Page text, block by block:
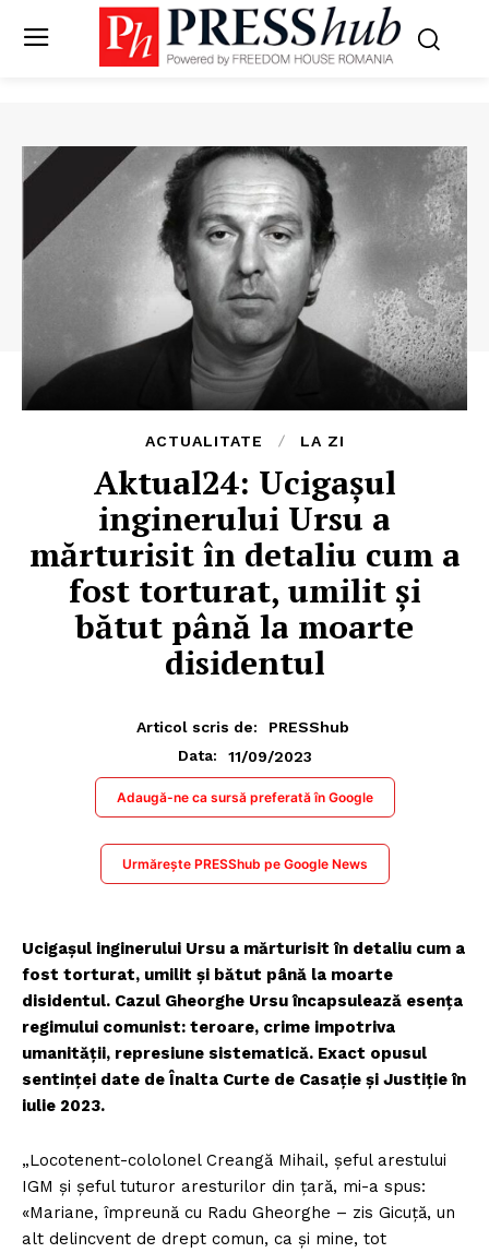
ACTUALITATE LA ZI
Aktual24: Ucigașul
inginerului Ursu a
mărturisit în detaliu cum a
fost torturat, umilit și
bătut până la moarte
disidentul
Articol scris de:
PRESShub
Data:
11/09/2023
Adaugă-ne ca sursă preferată în Google
Urmărește PRESShub pe Google News
Ucigașul inginerului Ursu a mărturisit în detaliu cum a
fost torturat, umilit și bătut până la moarte
disidentul. Cazul Gheorghe Ursu încapsulează esența
regimului comunist: teroare, crime impotriva
umanității, represiune sistematică. Exact opusul
sentinței date de Înalta Curte de Casație și Justiție în
iulie 2023.
„Locotenent-cololonel Creangă Mihail, șeful arestului
IGM și șeful tuturor aresturilor din țară, mi-a spus:
«Mariane, împreună cu Radu Gheorghe – zis Gicuță, un
alt delincvent de drept comun, ca și mine, tot